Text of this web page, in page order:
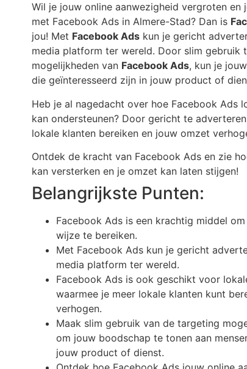
Wil je jouw online aanwezigheid vergroten
met Facebook Ads in Almere-Stad? Dan is
jou! Met Facebook Ads kun je gericht
media platform ter wereld. Door slim gebruik
mogelijkheden van Facebook Ads, kun je
die geïnteresseerd zijn in jouw product of
Heb je al nagedacht over hoe Facebook Ads
kan ondersteunen? Door gericht te
lokale klanten bereiken en jouw omzet
Ontdek de kracht van Facebook Ads en zie
kan versterken en je omzet kan laten stijgen!
Belangrijkste Punten:
Facebook Ads is een krachtig middel
wijze te bereiken.
Met Facebook Ads kun je gericht
media platform ter wereld.
Facebook Ads is ook geschikt voor
waarmee je meer lokale klanten kunt
verhogen.
Maak slim gebruik van de targeting
om jouw boodschap te tonen aan
jouw product of dienst.